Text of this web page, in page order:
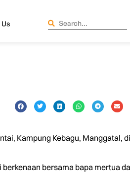
Kampung Kebagu, Manggatal,
bersama bapa mertua